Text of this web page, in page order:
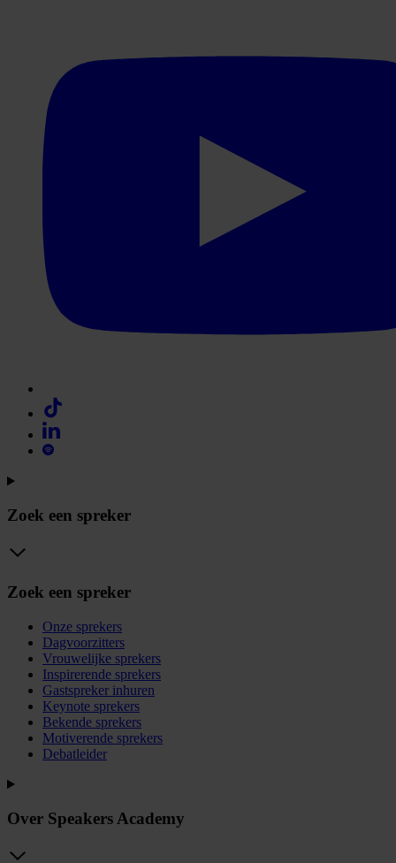
Zoek een spreker
Zoek een spreker
Onze sprekers
Dagvoorzitters
Vrouwelijke sprekers
Inspirerende sprekers
Gastspreker inhuren
Keynote sprekers
Bekende sprekers
Motiverende sprekers
Debatleider
Over Speakers Academy